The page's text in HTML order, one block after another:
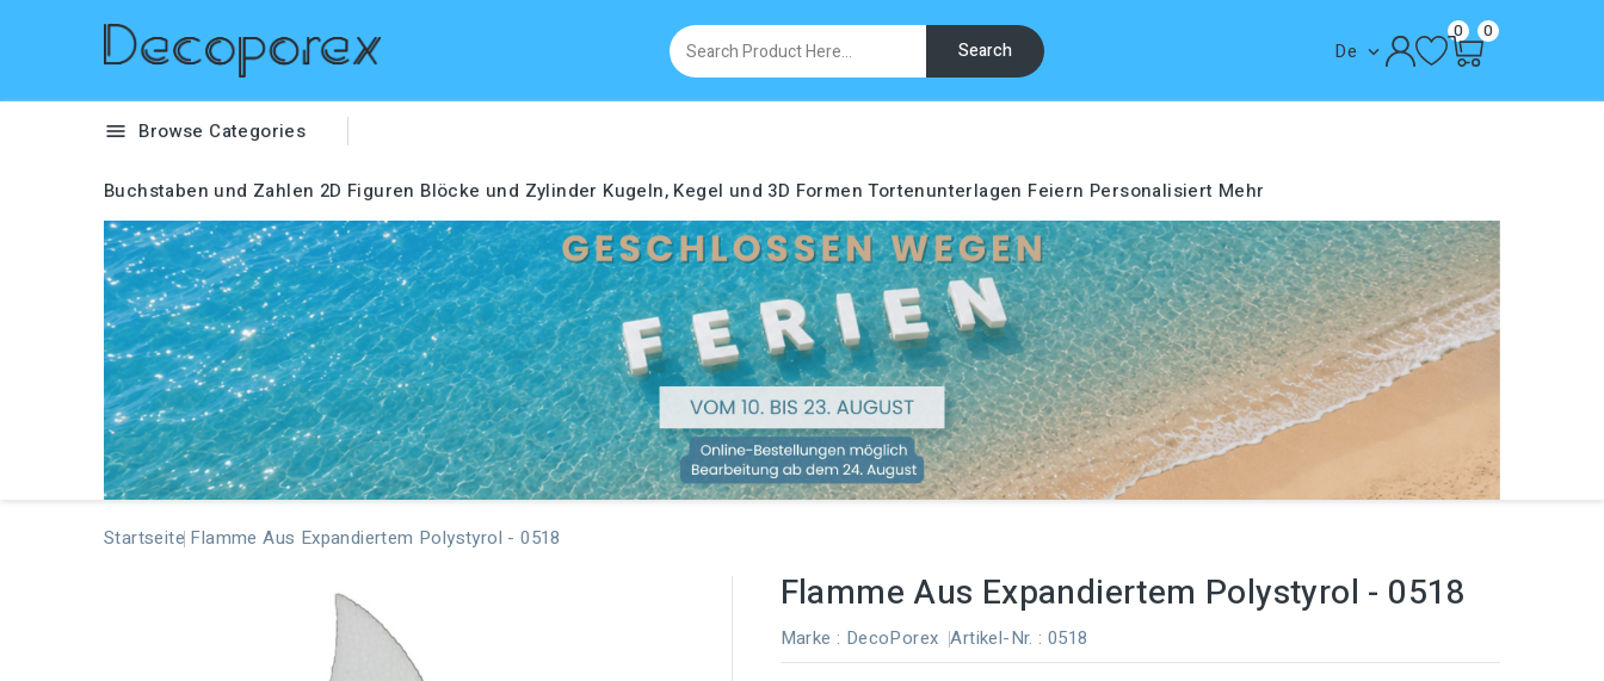
Search De 
0 0
 Browse Categories
Buchstaben und Zahlen 2D Figuren Blöcke und Zylinder Kugeln, Kegel und 3D Formen Tortenunterlagen Feiern Personalisiert Mehr
Startseite Flamme Aus Expandiertem Polystyrol - 0518
Flamme Aus Expandiertem Polystyrol - 0518
Marke : DecoPorex Artikel-Nr. : 0518